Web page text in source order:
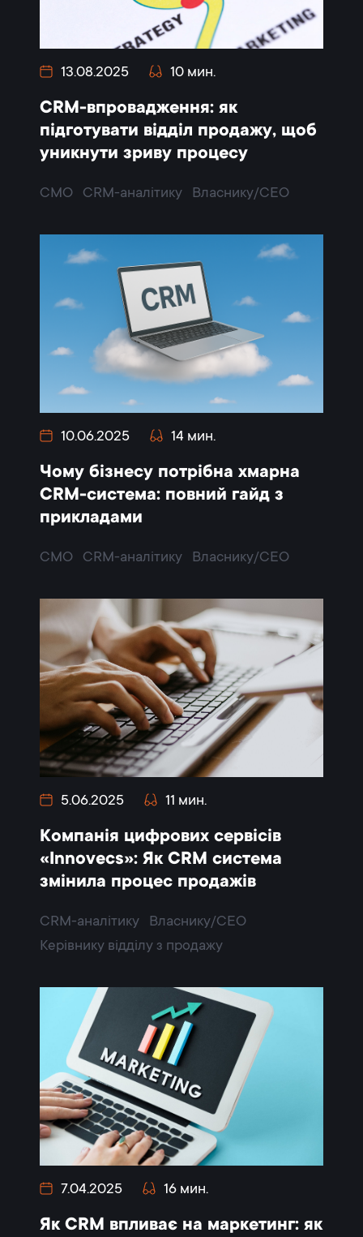
13.08.2025 10 мин.
CRM-впровадження: як
підготувати відділ продажу, щоб
уникнути зриву процесу
CMO CRM-аналітику Власнику/CEO
10.06.2025 14 мин.
Чому бізнесу потрібна хмарна
CRM-система: повний гайд з
прикладами
CMO CRM-аналітику Власнику/CEO
5.06.2025 11 мин.
Компанія цифрових сервісів
«Innovecs»: Як CRM система
змінила процес продажів
CRM-аналітику
Власнику/CEO
Керівнику відділу з продажу
7.04.2025 16 мин.
Як CRM впливає на маркетинг: як